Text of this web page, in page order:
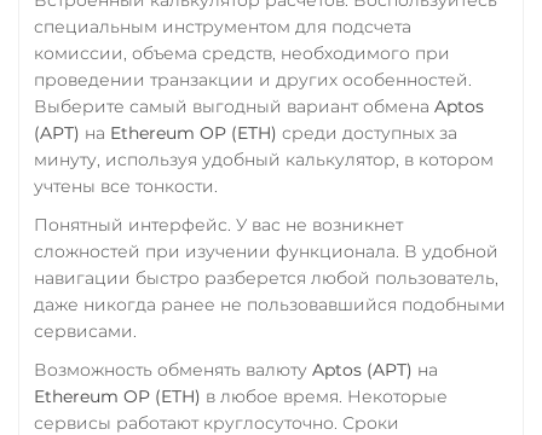
CRO
RONIN
Yearn.finance (YFI)
Zcash (ZEC)
BEP20
Uniswap (UNI)
USD Coin (USDC)
ERC20 BEP20
AVAX
CRONOS
ARB
BASE
RONIN
NEAR
VeChain (VET)
Verge (XVG)
специальным инструментом для подсчета
комиссии, объема средств, необходимого при
проведении транзакции и других особенностей.
Выберите самый выгодный вариант обмена Aptos
(APT) на Ethereum OP (ETH) среди доступных за
минуту, используя удобный калькулятор, в котором
учтены все тонкости.
Понятный интерфейс. У вас не возникнет
сложностей при изучении функционала. В удобной
навигации быстро разберется любой пользователь,
даже никогда ранее не пользовавшийся подобными
сервисами.
Возможность обменять валюту Aptos (APT) на
Ethereum OP (ETH) в любое время. Некоторые
сервисы работают круглосуточно. Сроки